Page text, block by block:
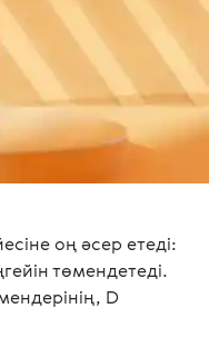
оң әсер етеді:
төмендетеді.
D